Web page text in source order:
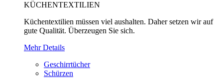
KÜCHENTEXTILIEN
Küchentextilien müssen viel aushalten. Daher setzen wir auf
gute Qualität. Überzeugen Sie sich.
Mehr Details
Geschirrtücher
Schürzen